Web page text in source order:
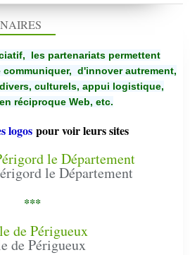
les partenariats permettent
d'innover autrement,
culturels, appui logistique,
réciproque Web, etc.
logos pour voir leurs sites
le Département
***
de Périgueux